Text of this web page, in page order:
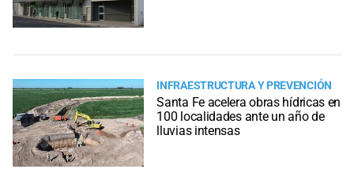
INFRAESTRUCTURA Y PREVENCIÓN
Santa Fe acelera obras hídricas en
100 localidades ante un año de
lluvias intensas